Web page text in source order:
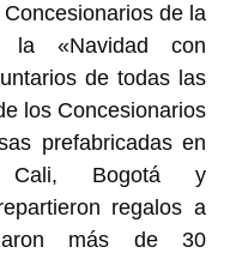
de la
la «Navidad con
de todas las
los Concesionarios
prefabricadas en
Cali, Bogotá y
regalos a
más de 30